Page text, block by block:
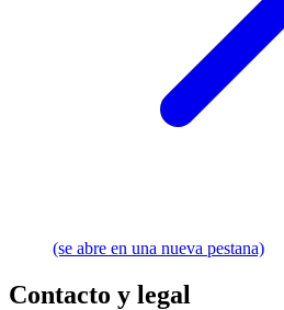
(se abre en una nueva pestana)
Contacto y legal